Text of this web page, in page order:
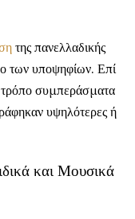
της πανελλαδικής
των υποψηφίων. Επί
τρόπο συμπεράσματα
υψηλότερες ή
και Μουσικά